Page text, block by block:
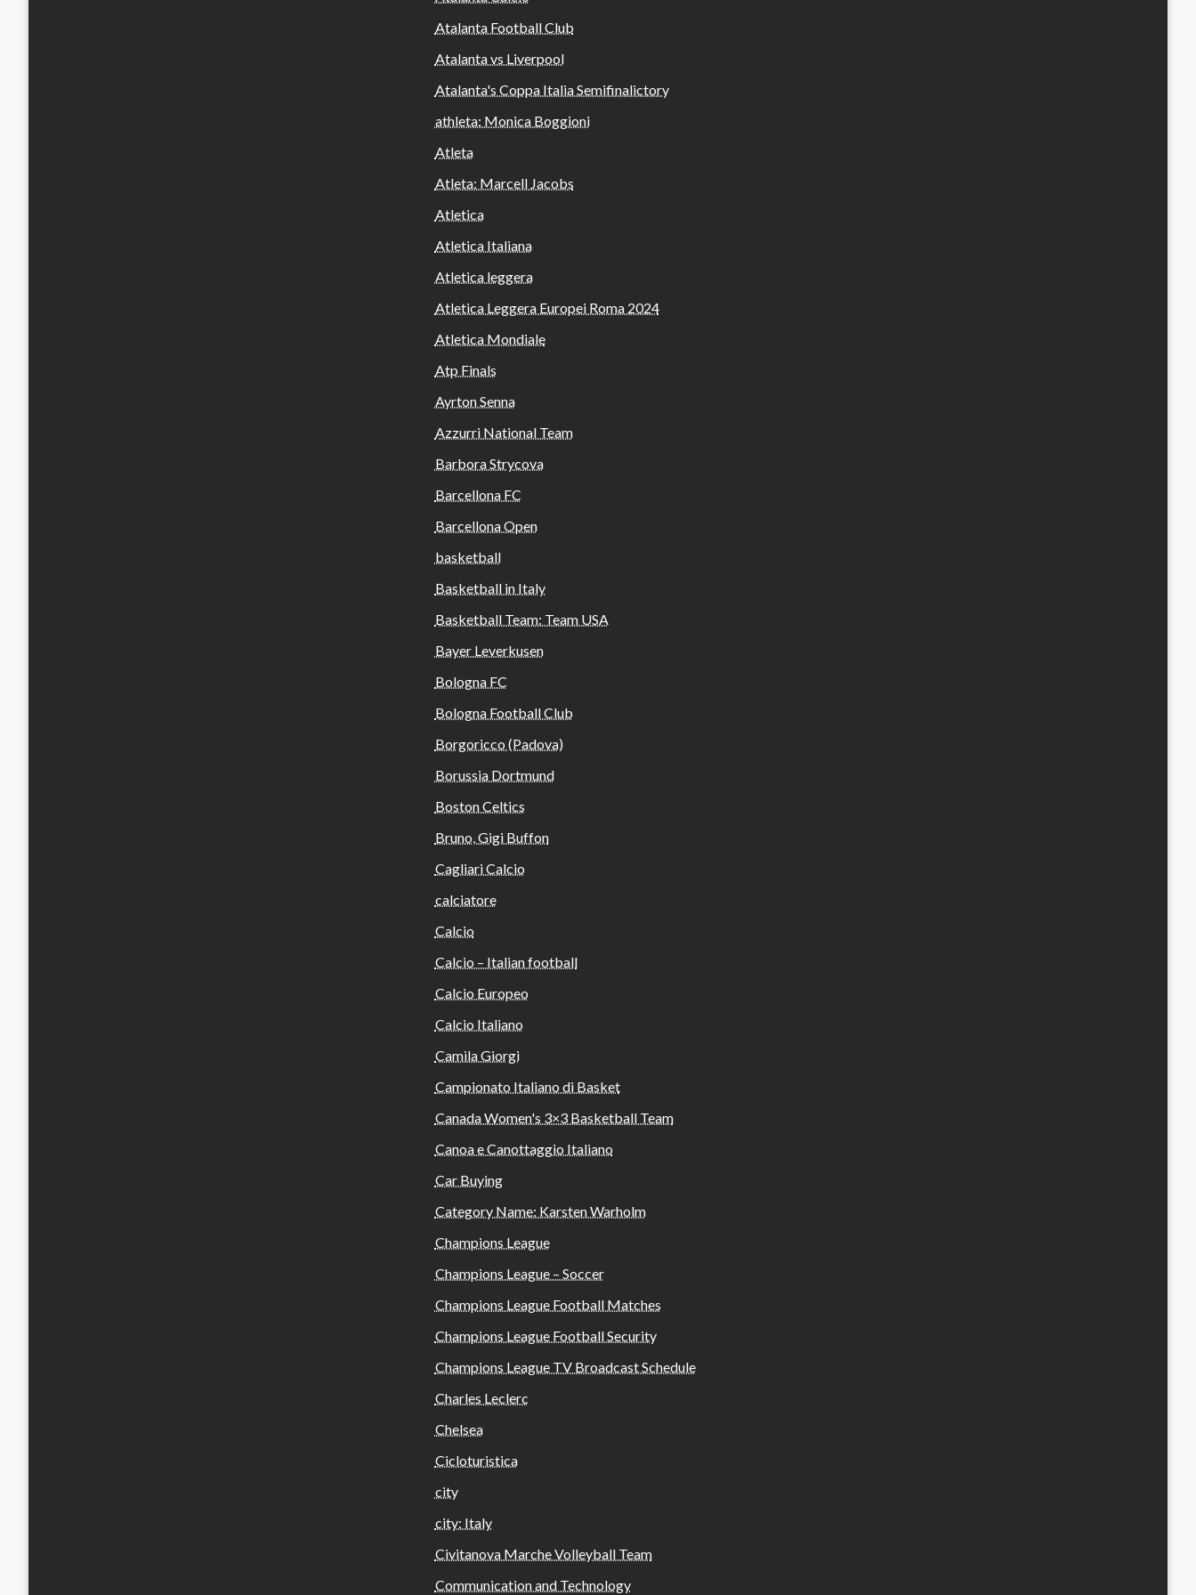
Atalanta Football Club
Atalanta vs Liverpool
Atalanta's Coppa Italia Semifinalictory
athleta: Monica Boggioni
Atleta
Atleta: Marcell Jacobs
Atletica
Atletica Italiana
Atletica leggera
Atletica Leggera Europei Roma 2024
Atletica Mondiale
Atp Finals
Ayrton Senna
Azzurri National Team
Barbora Strycova
Barcellona FC
Barcellona Open
basketball
Basketball in Italy
Basketball Team: Team USA
Bayer Leverkusen
Bologna FC
Bologna Football Club
Borgoricco (Padova)
Borussia Dortmund
Boston Celtics
Bruno, Gigi Buffon
Cagliari Calcio
calciatore
Calcio
Calcio – Italian football
Calcio Europeo
Calcio Italiano
Camila Giorgi
Campionato Italiano di Basket
Canada Women's 3×3 Basketball Team
Canoa e Canottaggio Italiano
Car Buying
Category Name: Karsten Warholm
Champions League
Champions League – Soccer
Champions League Football Matches
Champions League Football Security
Champions League TV Broadcast Schedule
Charles Leclerc
Chelsea
Cicloturistica
city
city: Italy
Civitanova Marche Volleyball Team
Communication and Technology